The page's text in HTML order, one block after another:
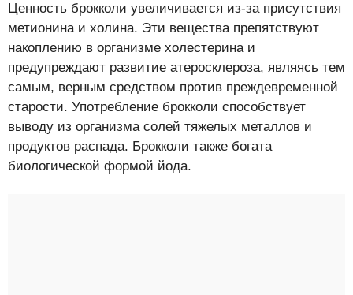
Ценность брокколи увеличивается из-за присутствия
метионина и холина. Эти вещества препятствуют
накоплению в организме холестерина и
предупреждают развитие атеросклероза, являясь тем
самым, верным средством против преждевременной
старости. Употребление брокколи способствует
выводу из организма солей тяжелых металлов и
продуктов распада. Брокколи также богата
биологической формой йода.